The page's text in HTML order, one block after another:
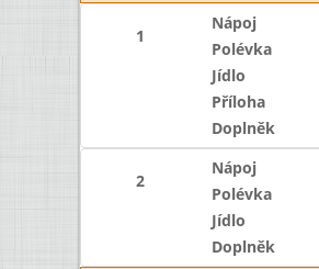
1
Nápoj
Polévka
Jídlo
Příloha
Doplněk
2
Nápoj
Polévka
Jídlo
Doplněk